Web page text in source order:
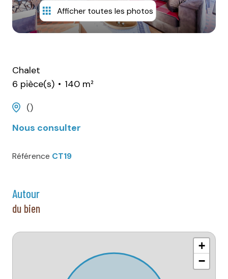
Afficher toutes les photos
Chalet
6 pièce(s)
140 m²
()
Nous consulter
Référence CT19
autour
du bien
+
−